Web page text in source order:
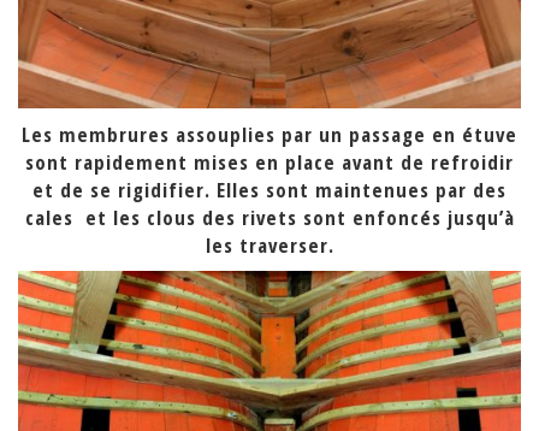
Les membrures assouplies par un passage en étuve
sont rapidement mises en place avant de refroidir
et de se rigidifier. Elles sont maintenues par des
cales et les clous des rivets sont enfoncés jusqu’à
les traverser.